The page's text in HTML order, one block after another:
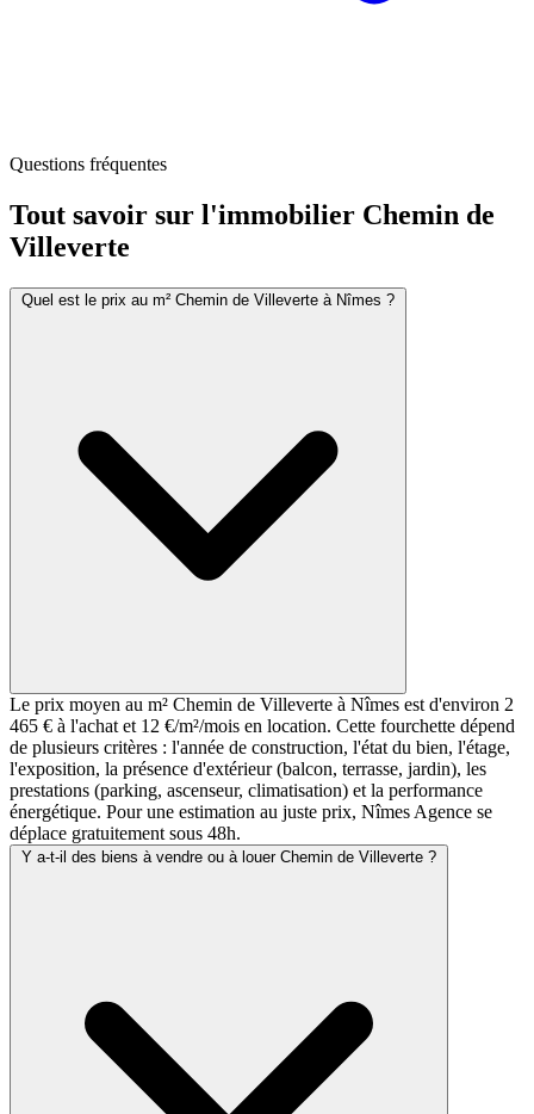
Questions fréquentes
Tout savoir sur l'immobilier Chemin de
Villeverte
Quel est le prix au m² Chemin de Villeverte à Nîmes ?
Le prix moyen au m² Chemin de Villeverte à Nîmes est d'environ 2
465 € à l'achat et 12 €/m²/mois en location. Cette fourchette dépend
de plusieurs critères : l'année de construction, l'état du bien, l'étage,
l'exposition, la présence d'extérieur (balcon, terrasse, jardin), les
prestations (parking, ascenseur, climatisation) et la performance
énergétique. Pour une estimation au juste prix, Nîmes Agence se
déplace gratuitement sous 48h.
Y a-t-il des biens à vendre ou à louer Chemin de Villeverte ?